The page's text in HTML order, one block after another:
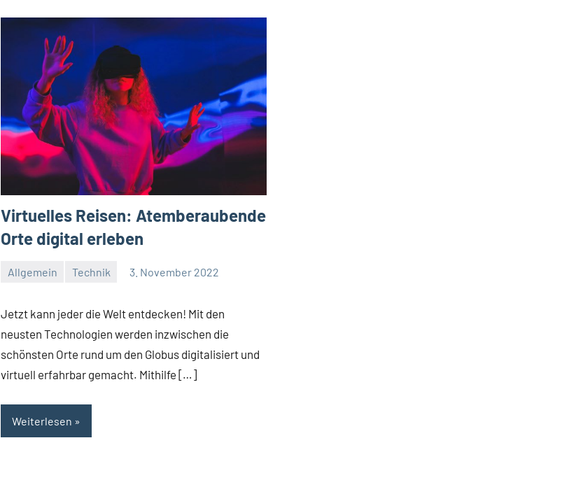
Virtuelles Reisen: Atemberaubende
Orte digital erleben
Allgemein Technik 3. November 2022
Redaktion
Keine
Jetzt kann jeder die Welt entdecken! Mit den
neusten Technologien werden inzwischen die
schönsten Orte rund um den Globus digitalisiert und
virtuell erfahrbar gemacht. Mithilfe […]
Weiterlesen